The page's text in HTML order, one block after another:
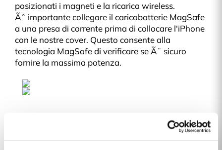
posizionati i magneti e la ricarica wireless.
Ãˆ importante collegare il caricabatterie MagSafe
a una presa di corrente prima di collocare l'iPhone
con le nostre cover. Questo consente alla
tecnologia MagSafe di verificare se Ã¨ sicuro
fornire la massima potenza.